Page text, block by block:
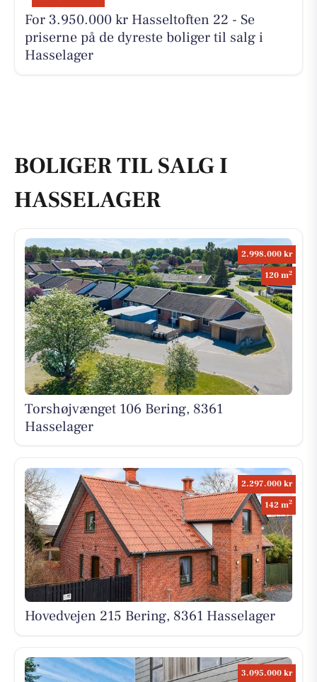
For 3.950.000 kr Hasseltoften 22 - Se
priserne på de dyreste boliger til salg i
Hasselager
BOLIGER TIL SALG I
HASSELAGER
2.998.000 kr
120 m2
Torshøjvænget 106 Bering, 8361
Hasselager
2.297.000 kr
142 m2
Hovedvejen 215 Bering, 8361 Hasselager
3.095.000 kr